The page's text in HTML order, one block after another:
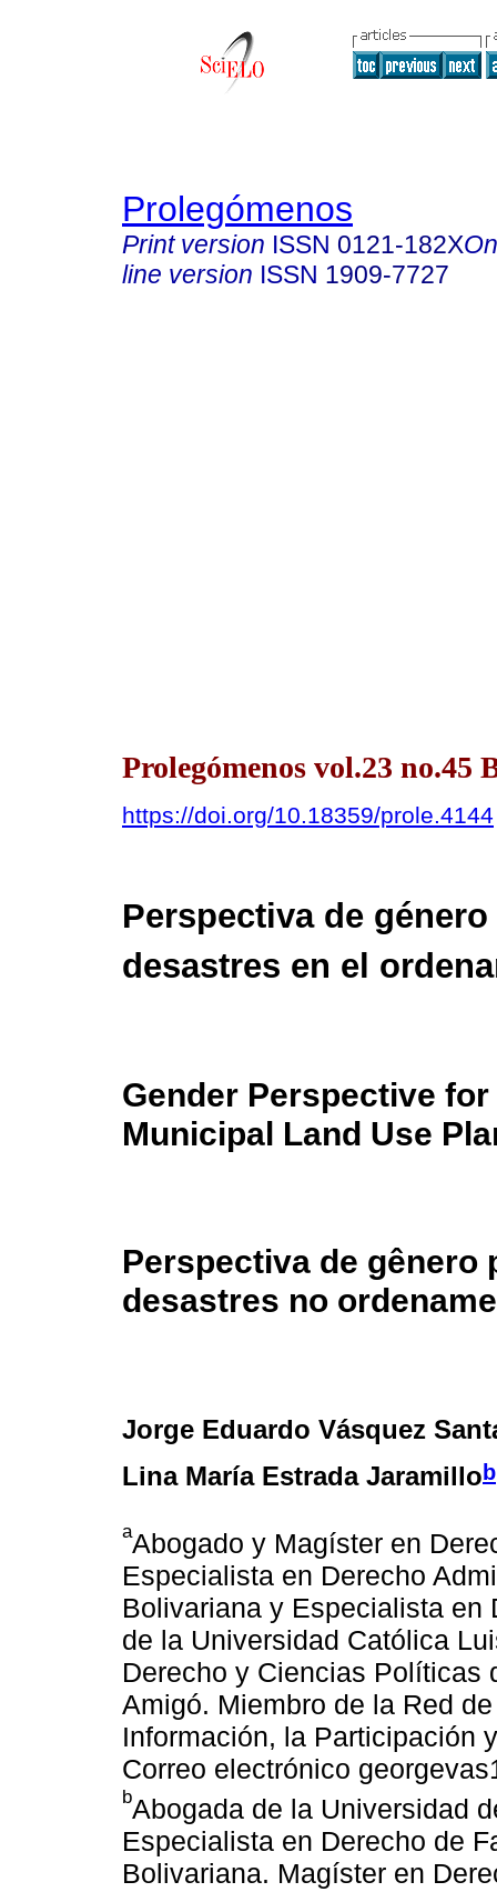
Prolegómenos
Print version ISSN 0121-182X
line version ISSN 1909-7727
Prolegómenos vol.23 no.45
https://doi.org/10.18359/prole.4144
Perspectiva de
desastres en el
Gender Perspective
Municipal Land Use
Perspectiva de gênero
desastres no
Jorge Eduardo Vásquez
Lina María Estrada Jaramillo b
aAbogado y Magíster en
Especialista en Derecho
Bolivariana y Especialista
de la Universidad Católica
Derecho y Ciencias Políticas
Amigó. Miembro de la Red
Información, la Participación
Correo electrónico
bAbogada de la Universidad
Especialista en Derecho de
Bolivariana. Magíster en